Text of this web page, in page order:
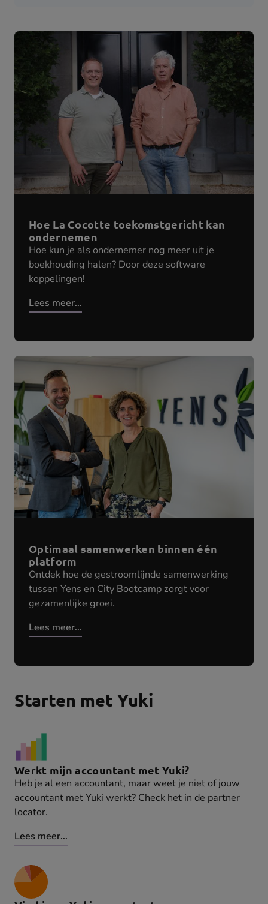
Hoe La Cocotte toekomstgericht kan
ondernemen
Hoe kun je als ondernemer nog meer uit je
boekhouding halen? Door deze software
koppelingen!
Lees meer...
Optimaal samenwerken binnen één
platform
Ontdek hoe de gestroomlijnde samenwerking
tussen Yens en City Bootcamp zorgt voor
gezamenlijke groei.
Lees meer...
Starten met Yuki
Werkt mijn accountant met Yuki?
Heb je al een accountant, maar weet je niet of jouw
accountant met Yuki werkt? Check het in de partner
locator.
Lees meer...